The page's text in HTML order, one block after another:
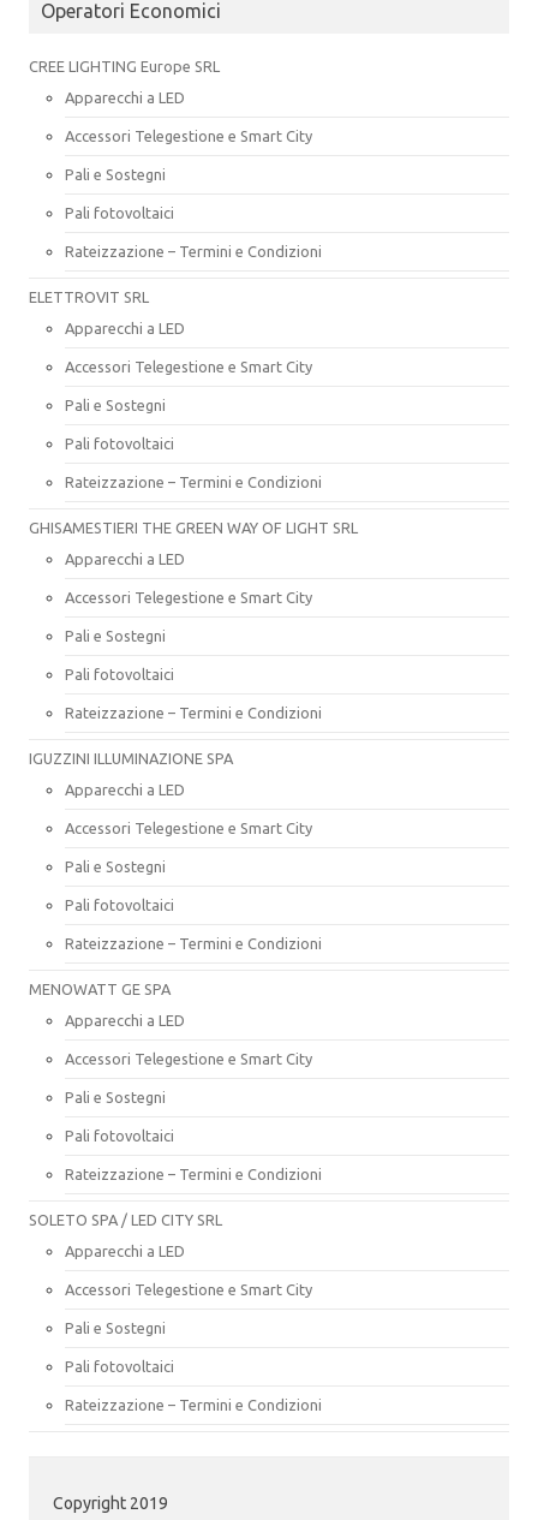
Operatori Economici
CREE LIGHTING Europe SRL
Apparecchi a LED
Accessori Telegestione e Smart City
Pali e Sostegni
Pali fotovoltaici
Rateizzazione – Termini e Condizioni
ELETTROVIT SRL
Apparecchi a LED
Accessori Telegestione e Smart City
Pali e Sostegni
Pali fotovoltaici
Rateizzazione – Termini e Condizioni
GHISAMESTIERI THE GREEN WAY OF LIGHT SRL
Apparecchi a LED
Accessori Telegestione e Smart City
Pali e Sostegni
Pali fotovoltaici
Rateizzazione – Termini e Condizioni
IGUZZINI ILLUMINAZIONE SPA
Apparecchi a LED
Accessori Telegestione e Smart City
Pali e Sostegni
Pali fotovoltaici
Rateizzazione – Termini e Condizioni
MENOWATT GE SPA
Apparecchi a LED
Accessori Telegestione e Smart City
Pali e Sostegni
Pali fotovoltaici
Rateizzazione – Termini e Condizioni
SOLETO SPA / LED CITY SRL
Apparecchi a LED
Accessori Telegestione e Smart City
Pali e Sostegni
Pali fotovoltaici
Rateizzazione – Termini e Condizioni
Copyright 2019